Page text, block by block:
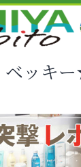
ベッキ